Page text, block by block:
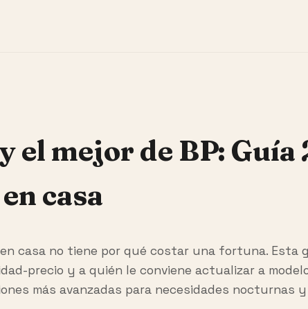
el mejor de BP:
casa
casa no tiene por qué costar una fortuna. Esta
precio y a quién le conviene actualizar a
más avanzadas para necesidades nocturnas